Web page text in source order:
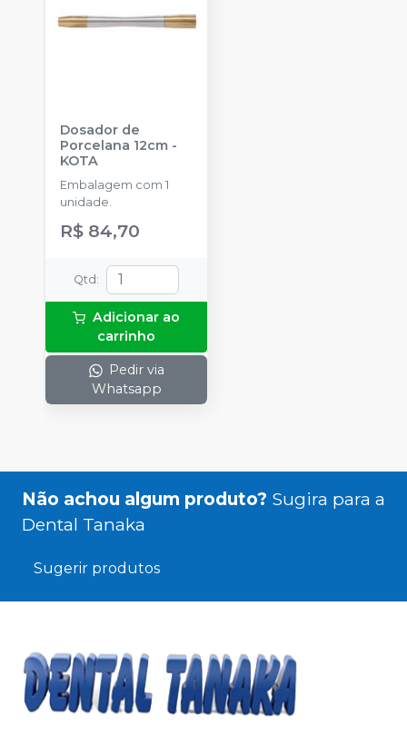
Dosador de
Porcelana 12cm -
KOTA
Embalagem com 1
unidade.
R$ 84,70
Qtd :
Adicionar ao
carrinho
Pedir via
Whatsapp
Não achou algum produto? Sugira para a
Dental Tanaka
Sugerir produtos